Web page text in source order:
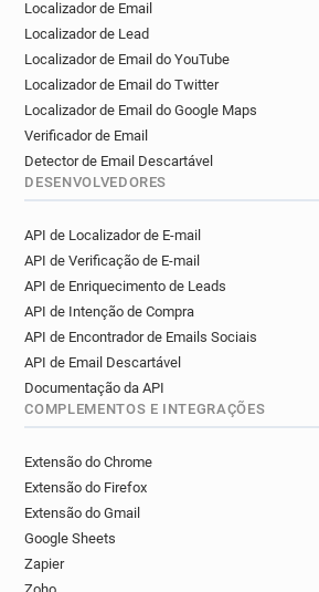
Localizador de Email
Localizador de Lead
Localizador de Email do YouTube
Localizador de Email do Twitter
Localizador de Email do Google Maps
Verificador de Email
Detector de Email Descartável
DESENVOLVEDORES
API de Localizador de E-mail
API de Verificação de E-mail
API de Enriquecimento de Leads
API de Intenção de Compra
API de Encontrador de Emails Sociais
API de Email Descartável
Documentação da API
COMPLEMENTOS E INTEGRAÇÕES
Extensão do Chrome
Extensão do Firefox
Extensão do Gmail
Google Sheets
Zapier